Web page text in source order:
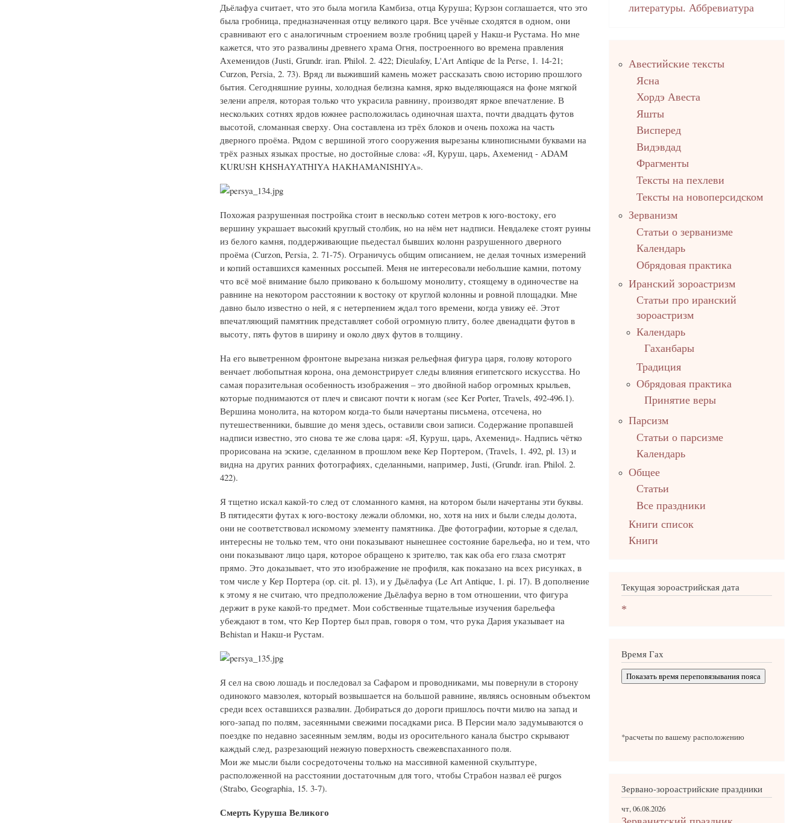
Дьёлафуа считает, что это была могила Камбиза, отца Куруша; Курзон соглашается, что это
была гробница, предназначенная отцу великого царя. Все учёные сходятся в одном, они
сравнивают его с аналогичным строением возле гробниц царей у Накш-и Рустама. Но мне
кажется, что это развалины древнего храма Огня, построенного во времена правления
Ахеменидов (Justi, Grundr. iran. Philol. 2. 422; Dieulafoy, L'Art Antique de la Perse, 1. 14-21;
Curzon, Persia, 2. 73). Вряд ли выживший камень может рассказать свою историю прошлого
бытия. Сегодняшние руины, холодная белизна камня, ярко выделяющаяся на фоне мягкой
зелени апреля, которая только что украсила равнину, производят яркое впечатление. В
нескольких сотнях ярдов южнее расположилась одиночная шахта, почти двадцать футов
высотой, сломанная сверху. Она составлена из трёх блоков и очень похожа на часть
дверного проёма. Рядом с вершиной этого сооружения вырезаны клинописными буквами на
трёх разных языках простые, но достойные слова: «Я, Куруш, царь, Ахеменид - ADAM
KURUSH KHSHAYATHIYA HAKHAMANISHIYA».
Похожая разрушенная постройка стоит в несколько сотен метров к юго-востоку, его
вершину украшает высокий круглый столбик, но на нём нет надписи. Невдалеке стоят руины
из белого камня, поддерживающие пьедестал бывших колонн разрушенного дверного
проёма (Curzon, Persia, 2. 71-75). Ограничусь общим описанием, не делая точных измерений
и копий оставшихся каменных россыпей. Меня не интересовали небольшие камни, потому
что всё моё внимание было приковано к большому монолиту, стоящему в одиночестве на
равнине на некотором расстоянии к востоку от круглой колонны и ровной площадки. Мне
давно было известно о ней, я с нетерпением ждал того времени, когда увижу её. Этот
впечатляющий памятник представляет собой огромную плиту, более двенадцати футов в
высоту, пять футов в ширину и около двух футов в толщину.
На его выветренном фронтоне вырезана низкая рельефная фигура царя, голову которого
венчает любопытная корона, она демонстрирует следы влияния египетского искусства. Но
самая поразительная особенность изображения – это двойной набор огромных крыльев,
которые поднимаются от плеч и свисают почти к ногам (see Ker Porter, Travels, 492-496.1).
Вершина монолита, на котором когда-то были начертаны письмена, отсечена, но
путешественники, бывшие до меня здесь, оставили свои записи. Содержание пропавшей
надписи известно, это снова те же слова царя: «Я, Куруш, царь, Ахеменид». Надпись чётко
прорисована на эскизе, сделанном в прошлом веке Кер Портером, (Travels, 1. 492, pl. 13) и
видна на других ранних фотографиях, сделанными, например, Justi, (Grundr. iran. Philol. 2.
422).
Я тщетно искал какой-то след от сломанного камня, на котором были начертаны эти буквы.
В пятидесяти футах к юго-востоку лежали обломки, но, хотя на них и были следы долота,
они не соответствовал искомому элементу памятника. Две фотографии, которые я сделал,
интересны не только тем, что они показывают нынешнее состояние барельефа, но и тем, что
они показывают лицо царя, которое обращено к зрителю, так как оба его глаза смотрят
прямо. Это доказывает, что это изображение не профиля, как показано на всех рисунках, в
том числе у Кер Портера (op. cit. pl. 13), и у Дьёлафуа (Le Art Antique, 1. pi. 17). В дополнение
к этому я не считаю, что предположение Дьёлафуа верно в том отношении, что фигура
держит в руке какой-то предмет. Мои собственные тщательные изучения барельефа
убеждают в том, что Кер Портер был прав, говоря о том, что рука Дария указывает на
Behistan и Накш-и Рустам.
Я сел на свою лошадь и последовал за Сафаром и проводниками, мы повернули в сторону
одинокого мавзолея, который возвышается на большой равнине, являясь основным объектом
среди всех оставшихся развалин. Добираться до дороги пришлось почти милю на запад и
юго-запад по полям, засеянными свежими посадками риса. В Персии мало задумываются о
поездке по недавно засеянным землям, воды из оросительного канала быстро скрывают
каждый след, разрезающий нежную поверхность свежевспаханного поля.
Мои же мысли были сосредоточены только на массивной каменной скульптуре,
расположенной на расстоянии достаточным для того, чтобы Страбон назвал её purgos
(Strabo, Geographia, 15. 3-7).
Смерть Куруша Великого
литературы. Аббревиатура
столбец
Авестийские тексты
Ясна
Хордэ Авеста
Яшты
Висперед
Видэвдад
Фрагменты
Тексты на пехлеви
Тексты на новоперсидском
Зерванизм
Статьи о зерванизме
Календарь
Обрядовая практика
Иранский зороастризм
Статьи про иранский
зороастризм
Календарь
Гаханбары
Традиция
Обрядовая практика
Принятие веры
Парсизм
Статьи о парсизме
Календарь
Общее
Статьи
Все праздники
Книги список
Книги
Текущая зороастрийская дата
*
Время Гах
Показать время переповязывания пояса
*расчеты по вашему расположению
Зервано-зороастрийские праздники
чт, 06.08.2026